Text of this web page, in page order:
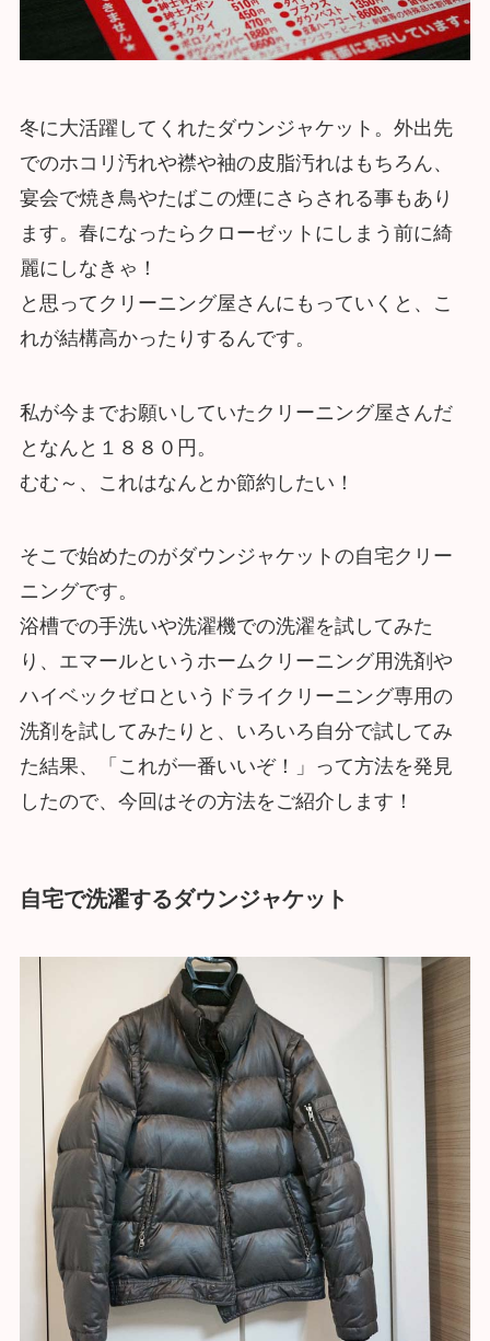
冬に大活躍してくれたダウンジャケット。外出先
でのホコリ汚れや襟や袖の皮脂汚れはもちろん、
宴会で焼き鳥やたばこの煙にさらされる事もあり
ます。春になったらクローゼットにしまう前に綺
麗にしなきゃ！
と思ってクリーニング屋さんにもっていくと、こ
れが結構高かったりするんです。
私が今までお願いしていたクリーニング屋さんだ
となんと１８８０円。
むむ～、これはなんとか節約したい！
そこで始めたのがダウンジャケットの自宅クリー
ニングです。
浴槽での手洗いや洗濯機での洗濯を試してみた
り、エマールというホームクリーニング用洗剤や
ハイベックゼロというドライクリーニング専用の
洗剤を試してみたりと、いろいろ自分で試してみ
た結果、「これが一番いいぞ！」って方法を発見
したので、今回はその方法をご紹介します！
自宅で洗濯するダウンジャケット